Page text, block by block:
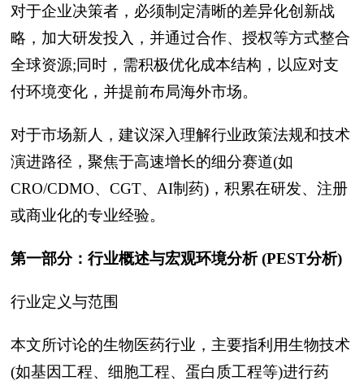
对于企业决策者，必须制定清晰的差异化创新战
略，加大研发投入，并通过合作、授权等方式整合
全球资源;同时，需积极优化成本结构，以应对支
付环境变化，并提前布局海外市场。
对于市场新人，建议深入理解行业政策法规和技术
演进路径，聚焦于高速增长的细分赛道(如
CRO/CDMO、CGT、AI制药)，积累在研发、注册
或商业化的专业经验。
第一部分：行业概述与宏观环境分析 (PEST分析)
行业定义与范围
本文所讨论的生物医药行业，主要指利用生物技术
(如基因工程、细胞工程、蛋白质工程等)进行药